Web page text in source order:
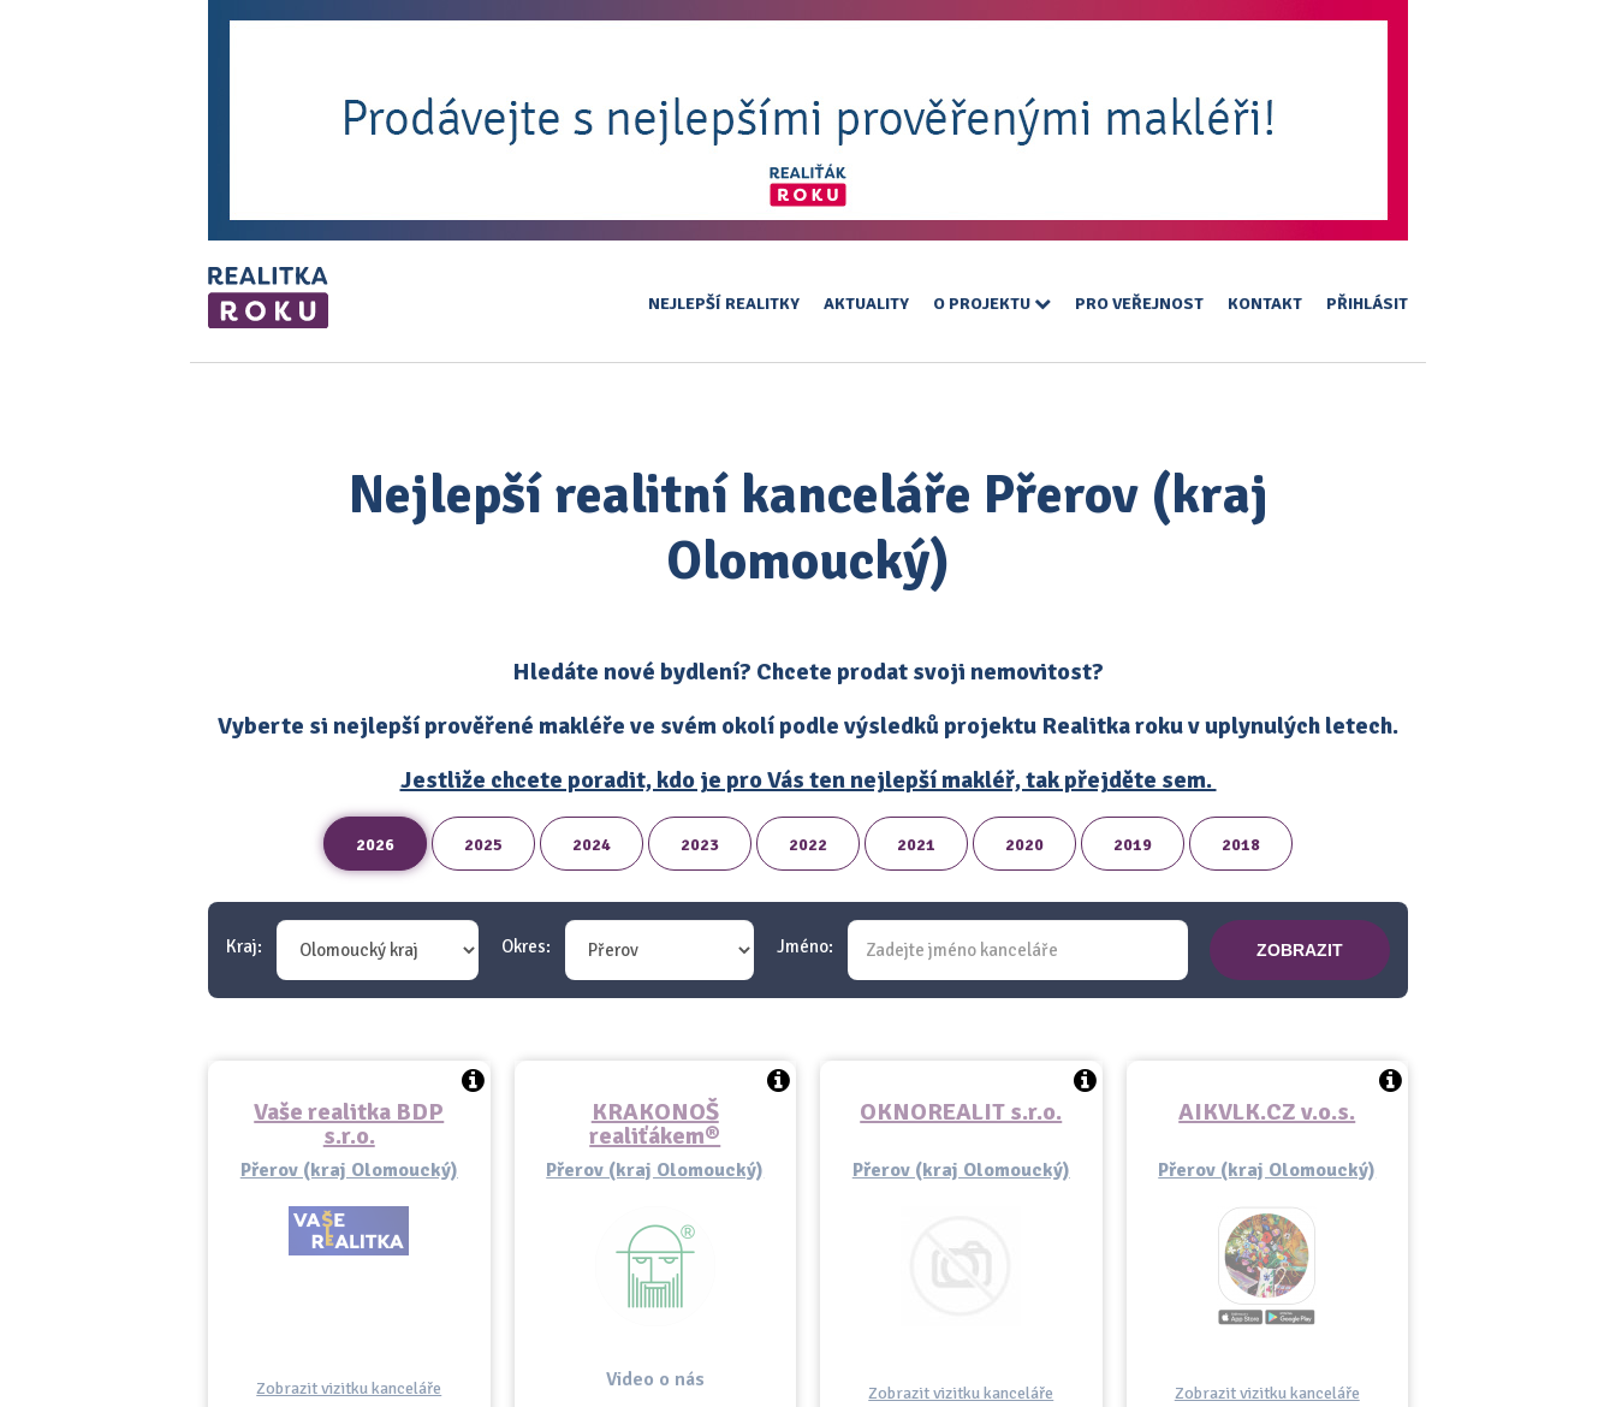
NEJLEPŠÍ REALITKY AKTUALITY O PROJEKTU PRO VEŘEJNOST KONTAKT PŘIHLÁSIT
Nejlepší realitní kanceláře Přerov (kraj
Olomoucký)
Hledáte nové bydlení? Chcete prodat svoji nemovitost?
Vyberte si nejlepší prověřené makléře ve svém okolí podle výsledků projektu Realitka roku v uplynulých letech.
Jestliže chcete poradit, kdo je pro Vás ten nejlepší makléř, tak přejděte sem.
2026 2025 2024 2023 2022 2021 2020 2019 2018
Kraj: Okres: Jméno: ZOBRAZIT
Vaše realitka BDP
s.r.o.
Přerov (kraj Olomoucký)
Zobrazit vizitku kanceláře
KRAKONOŠ
realiťákem®
Přerov (kraj Olomoucký)
Video o nás
OKNOREALIT s.r.o.
Přerov (kraj Olomoucký)
Zobrazit vizitku kanceláře
AIKVLK.CZ v.o.s.
Přerov (kraj Olomoucký)
Zobrazit vizitku kanceláře